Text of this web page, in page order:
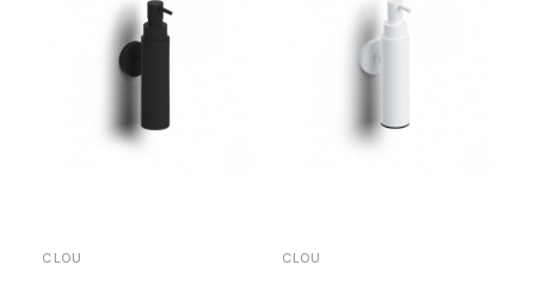
CLOU CLOU